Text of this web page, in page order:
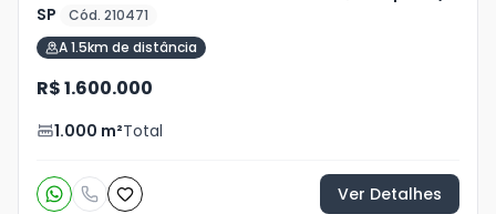
SP
Cód. 210471
A 1.5km de distância
R$ 1.600.000
1.000 m²Total
Ver Detalhes